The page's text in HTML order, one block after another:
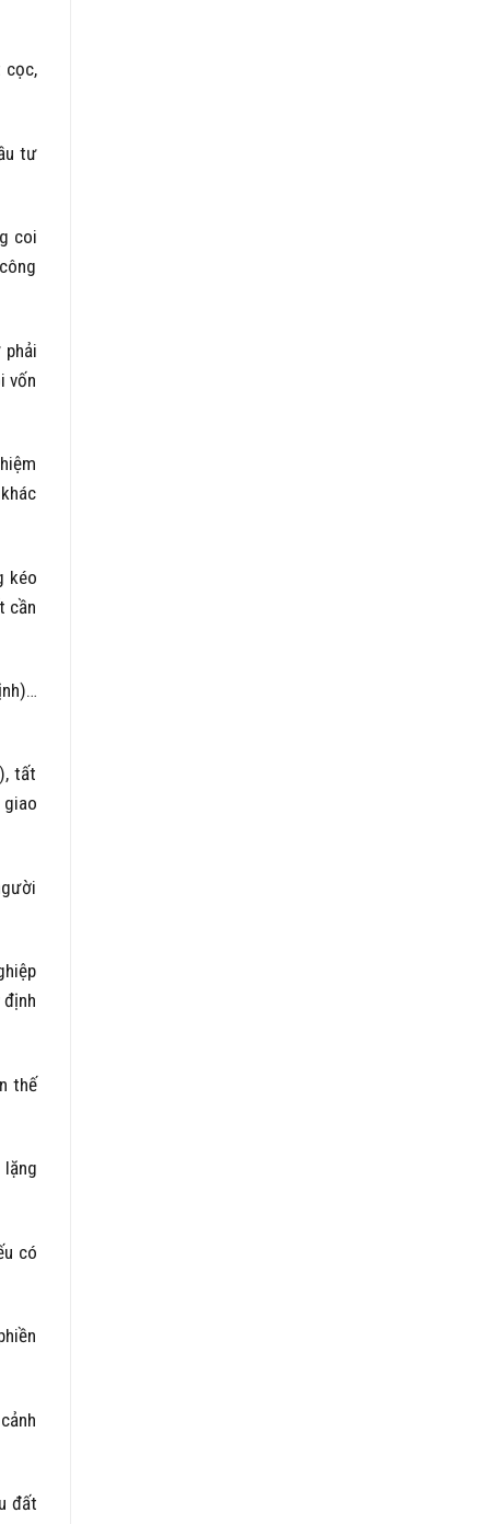
cọc,
tư
coi
phải
vốn
kéo
cần
tất
giao
thế
có
đất